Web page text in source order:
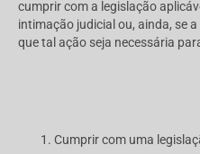
cumprir com a legislação
intimação judicial ou, ainda, se a
que tal ação seja necessária
Cumprir com uma